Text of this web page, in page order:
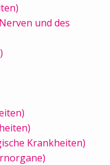
und des
Krankheiten)